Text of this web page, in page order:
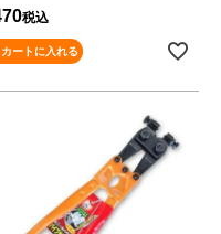
税込
カートに入れる